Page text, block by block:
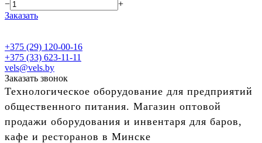
−
+
Заказать
+375 (29) 120-00-16
+375 (33) 623-11-11
vels@vels.by
Заказать звонок
Технологическое оборудование для предприятий
общественного питания. Магазин оптовой
продажи оборудования и инвентаря для баров,
кафе и ресторанов в Минске